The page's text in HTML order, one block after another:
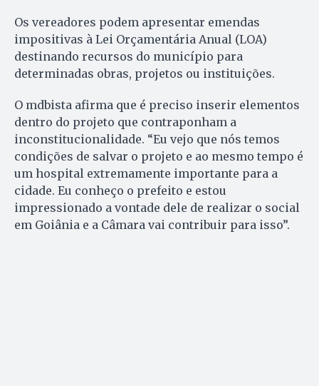
Os vereadores podem apresentar emendas
impositivas à Lei Orçamentária Anual (LOA)
destinando recursos do município para
determinadas obras, projetos ou instituições.
O mdbista afirma que é preciso inserir elementos
dentro do projeto que contraponham a
inconstitucionalidade. “Eu vejo que nós temos
condições de salvar o projeto e ao mesmo tempo é
um hospital extremamente importante para a
cidade. Eu conheço o prefeito e estou
impressionado a vontade dele de realizar o social
em Goiânia e a Câmara vai contribuir para isso”.